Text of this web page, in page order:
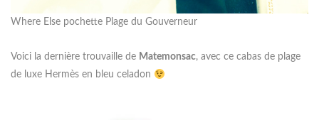
Where Else pochette Plage du Gouverneur
Voici la dernière trouvaille de Matemonsac, avec ce cabas de plage
de luxe Hermès en bleu celadon